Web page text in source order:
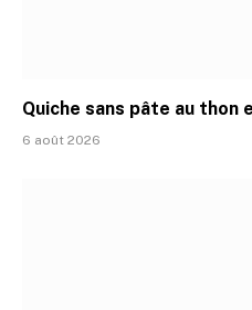
Quiche sans pâte au
6 août 2026